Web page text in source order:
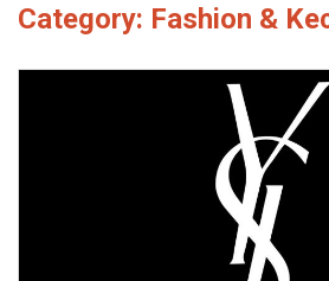
Category: Fashion &